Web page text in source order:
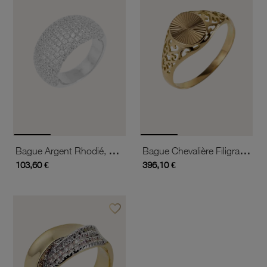
Bague Argent Rhodié, Pavage Oxydes De Zirconium
103,60 €
Bague Chevalière Filigrane En Or Jaune
396,10 €
favorite_borderAjouter à vos favoris